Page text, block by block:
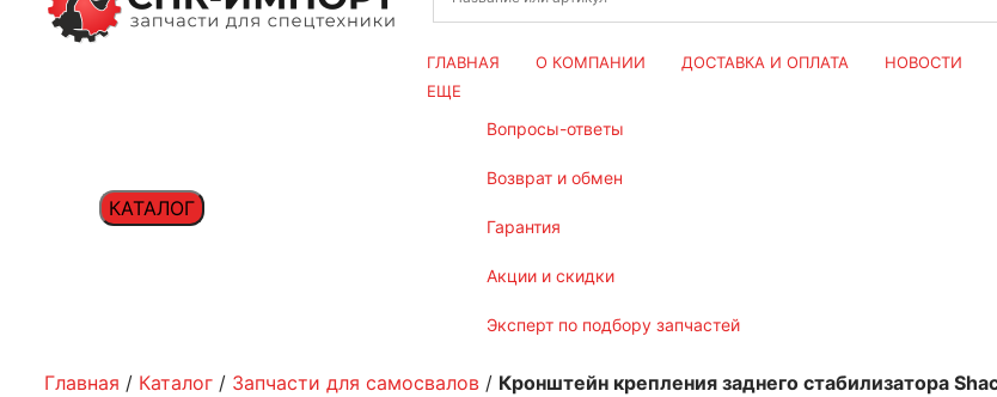
КАТАЛОГ
ГЛАВНАЯ О КОМПАНИИ ДОСТАВКА И ОПЛАТА НОВОСТИ
ЕЩЕ
вопросы-ответы
возврат и обмен
гарантия
акции и скидки
эксперт по подбору запчастей
Главная / Каталог / Запчасти для самосвалов / Кронштейн крепления заднего стабилизатора